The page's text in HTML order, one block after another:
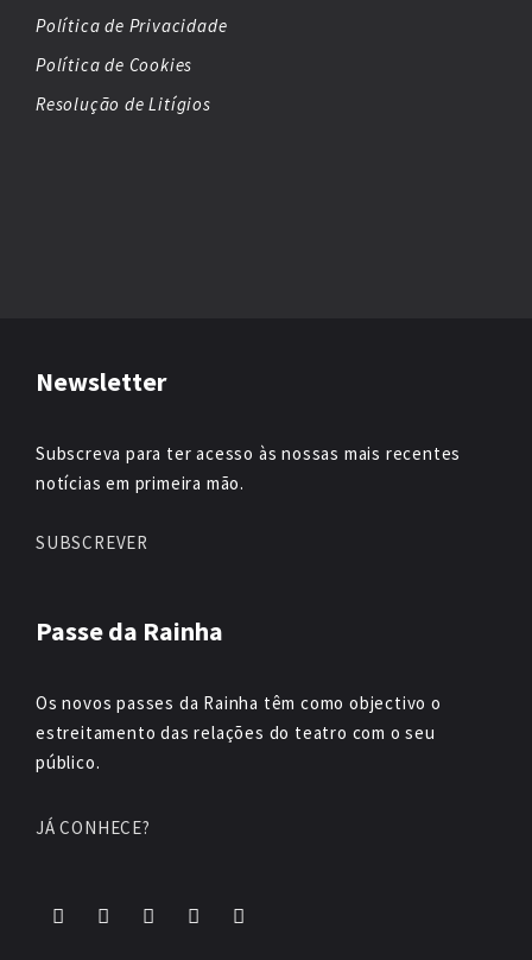
Política de Privacidade
Política de Cookies
Resolução de Litígios
Newsletter
Subscreva para ter acesso às nossas mais recentes
notícias em primeira mão.
SUBSCREVER
Passe da Rainha
Os novos passes da Rainha têm como objectivo o
estreitamento das relações do teatro com o seu
público.
JÁ CONHECE?